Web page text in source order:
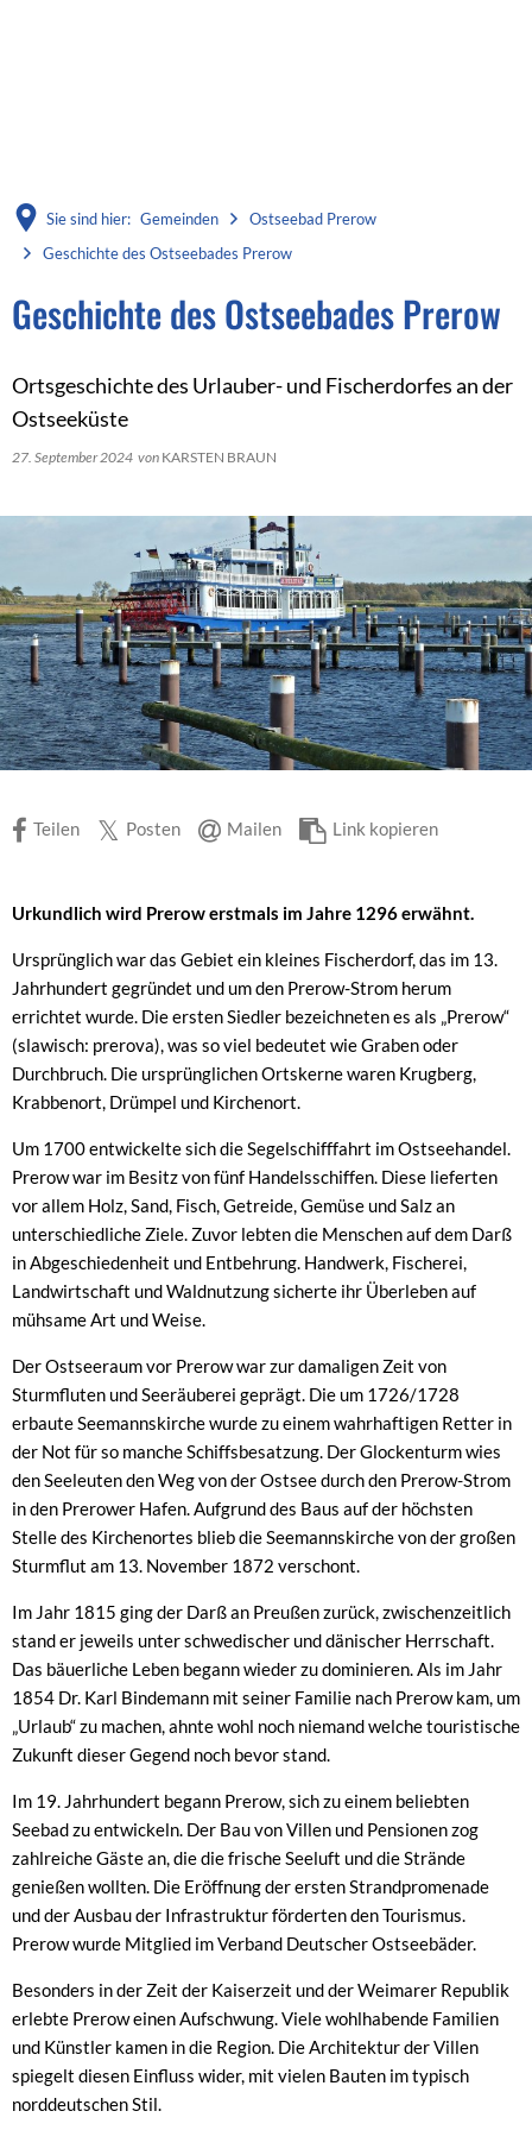
Sie sind hier: Gemeinden
Ostseebad Prerow
Geschichte des Ostseebades Prerow
Geschichte des Ostseebades Prerow
Ortsgeschichte des Urlauber- und Fischerdorfes an der
Ostseeküste
27. September 2024 von KARSTEN BRAUN
Teilen Posten Mailen Link kopieren
Urkundlich wird Prerow erstmals im Jahre 1296 erwähnt.
Ursprünglich war das Gebiet ein kleines Fischerdorf, das im 13.
Jahrhundert gegründet und um den Prerow-Strom herum
errichtet wurde. Die ersten Siedler bezeichneten es als „Prerow“
(slawisch: prerova), was so viel bedeutet wie Graben oder
Durchbruch. Die ursprünglichen Ortskerne waren Krugberg,
Krabbenort, Drümpel und Kirchenort.
Um 1700 entwickelte sich die Segelschifffahrt im Ostseehandel.
Prerow war im Besitz von fünf Handelsschiffen. Diese lieferten
vor allem Holz, Sand, Fisch, Getreide, Gemüse und Salz an
unterschiedliche Ziele. Zuvor lebten die Menschen auf dem Darß
in Abgeschiedenheit und Entbehrung. Handwerk, Fischerei,
Landwirtschaft und Waldnutzung sicherte ihr Überleben auf
mühsame Art und Weise.
Der Ostseeraum vor Prerow war zur damaligen Zeit von
Sturmfluten und Seeräuberei geprägt. Die um 1726/1728
erbaute Seemannskirche wurde zu einem wahrhaftigen Retter in
der Not für so manche Schiffsbesatzung. Der Glockenturm wies
den Seeleuten den Weg von der Ostsee durch den Prerow-Strom
in den Prerower Hafen. Aufgrund des Baus auf der höchsten
Stelle des Kirchenortes blieb die Seemannskirche von der großen
Sturmflut am 13. November 1872 verschont.
Im Jahr 1815 ging der Darß an Preußen zurück, zwischenzeitlich
stand er jeweils unter schwedischer und dänischer Herrschaft.
Das bäuerliche Leben begann wieder zu dominieren. Als im Jahr
1854 Dr. Karl Bindemann mit seiner Familie nach Prerow kam, um
„Urlaub“ zu machen, ahnte wohl noch niemand welche touristische
Zukunft dieser Gegend noch bevor stand.
Im 19. Jahrhundert begann Prerow, sich zu einem beliebten
Seebad zu entwickeln. Der Bau von Villen und Pensionen zog
zahlreiche Gäste an, die die frische Seeluft und die Strände
genießen wollten. Die Eröffnung der ersten Strandpromenade
und der Ausbau der Infrastruktur förderten den Tourismus.
Prerow wurde Mitglied im Verband Deutscher Ostseebäder.
Besonders in der Zeit der Kaiserzeit und der Weimarer Republik
erlebte Prerow einen Aufschwung. Viele wohlhabende Familien
und Künstler kamen in die Region. Die Architektur der Villen
spiegelt diesen Einfluss wider, mit vielen Bauten im typisch
norddeutschen Stil.